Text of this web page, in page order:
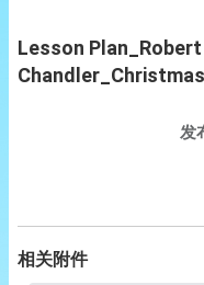
Lesson Plan_Robert
发
相关附件